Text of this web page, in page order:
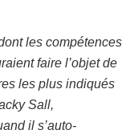
les compétences
faire l’objet de
les plus indiqués
Sall,
il s’auto-